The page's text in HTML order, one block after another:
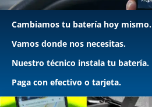
Cambiamos tu batería hoy mismo.
Vamos donde nos necesitas.
Nuestro técnico instala tu batería.
Paga con efectivo o tarjeta.